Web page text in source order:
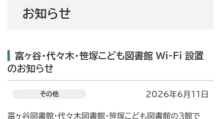
お知らせ
富ヶ谷・代々木・笹塚こども図書館 Wi-Fi 設置
のお知らせ
その他 2026年6月11日
富ヶ谷図書館・代々木図書館・笹塚こども図書館の３館で